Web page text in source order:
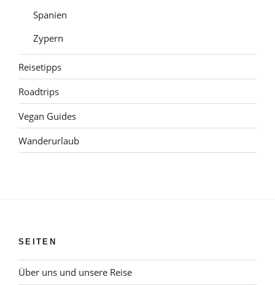
Spanien
Zypern
Reisetipps
Roadtrips
Vegan Guides
Wanderurlaub
SEITEN
Über uns und unsere Reise